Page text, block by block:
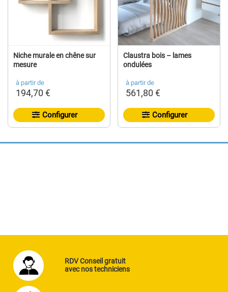
Niche murale en chêne sur
mesure
à partir de
194,70 €
Configurer
Claustra bois – lames
ondulées
à partir de
561,80 €
Configurer
RDV Conseil gratuit
avec nos techniciens